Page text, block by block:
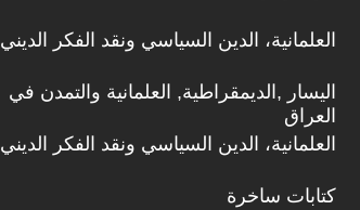
العلمانية، الدين السياسي ونقد الفكر الديني
اليسار ,الديمقراطية, العلمانية والتمدن في
العراق
العلمانية، الدين السياسي ونقد الفكر الديني
كتابات ساخرة